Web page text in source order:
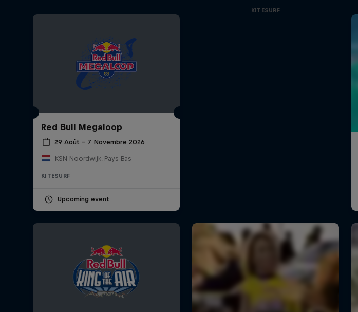
Red Bull Megaloop
29 Août – 7 Novembre 2026
KSN Noordwijk, Pays-Bas
KITESURF
Upcoming event
KITESURF